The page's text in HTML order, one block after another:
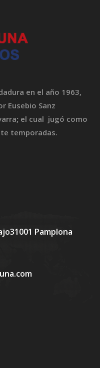
en el año 1963,
Eusebio Sanz
; el cual jugó como
temporadas.
31001 Pamplona